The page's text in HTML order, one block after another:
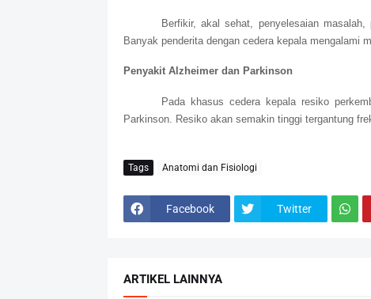
Berfikir, akal sehat, penyelesaian
Banyak penderita dengan cedera kepala mengalami
Penyakit Alzheimer dan Parkinson
Pada khasus cedera kepala resiko
Parkinson. Resiko akan semakin tinggi tergantung
Tags Anatomi dan Fisiologi
Facebook Twitter
ARTIKEL LAINNYA